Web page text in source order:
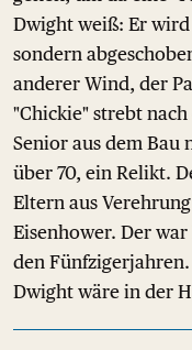
Dwight weiß: Er
sondern
anderer Wind, der
"Chickie" strebt
Senior aus dem Bau
über 70, ein Relikt.
Eltern aus
Eisenhower. Der
den
Dwight wäre in der